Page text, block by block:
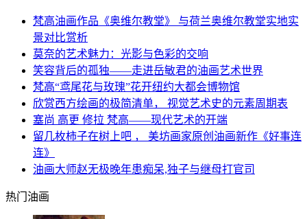
梵高油画作品《奥维尔教堂》 与荷兰奥维尔教堂实地实
景对比赏析
莫奈的艺术魅力：光影与色彩的交响
笑容背后的孤独——走进岳敏君的油画艺术世界
梵高“鸢尾花与玫瑰”花开纽约大都会博物馆
欣赏西方绘画的极简清单， 视觉艺术史的元素周期表
塞尚 高更 修拉 梵高——现代艺术的开端
留几枚柿子在树上吧 ， 美坊画家原创油画新作《好事连
连》
油画大师赵无极晚年患痴呆,独子与继母打官司
热门油画